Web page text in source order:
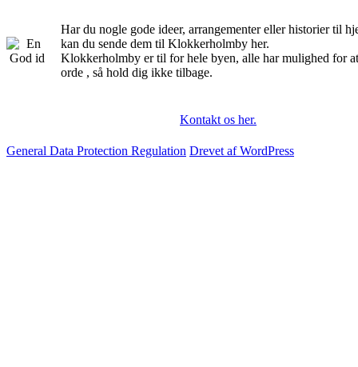
Har du nogle gode ideer, arrangementer eller historier til
kan du sende dem til Klokkerholmby her.
Klokkerholmby er til for hele byen, alle har mulighed for
orde , så hold dig ikke tilbage.
Kontakt os her.
General Data Protection Regulation Drevet af WordPress